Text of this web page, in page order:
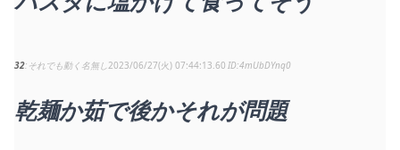
32 それでも動く名無し2023/06/27(火) 07:44:13.60 4mUbDYnq0
乾麺か茹で後かそれが問題